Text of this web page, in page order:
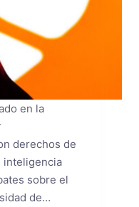
en la
derechos de
inteligencia
sobre el
de…